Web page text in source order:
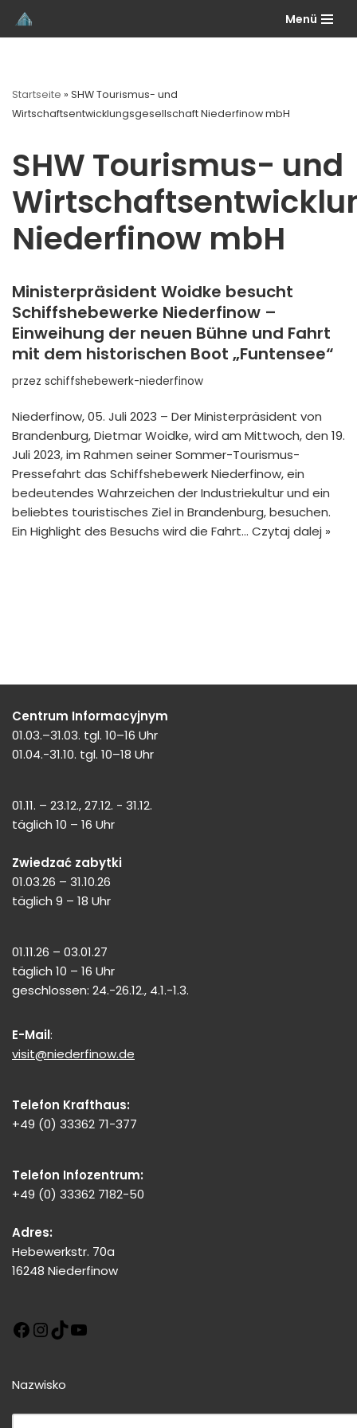
Przejdź
Menü
Startseite » SHW Tourismus- und
Wirtschaftsentwicklungsgesellschaft Niederfinow mbH
SHW Tourismus- und
Niederfinow mbH
Ministerpräsident Woidke besucht
Schiffshebewerke Niederfinow –
Einweihung der neuen Bühne und Fahrt
mit dem historischen Boot „Funtensee“
przez schiffshebewerk-niederfinow
Niederfinow, 05. Juli 2023 – Der Ministerpräsident von
Brandenburg, Dietmar Woidke, wird am Mittwoch, den 19.
Juli 2023, im Rahmen seiner Sommer-Tourismus-
Pressefahrt das Schiffshebewerk Niederfinow, ein
bedeutendes Wahrzeichen der Industriekultur und ein
beliebtes touristisches Ziel in Brandenburg, besuchen.
Ein Highlight des Besuchs wird die Fahrt… Czytaj dalej »
Centrum Informacyjnym
01.03.–31.03. tgl. 10–16 Uhr
01.04.-31.10. tgl. 10–18 Uhr
01.11. – 23.12., 27.12. - 31.12.
täglich 10 – 16 Uhr
Zwiedzać zabytki
01.03.26 – 31.10.26
täglich 9 – 18 Uhr
01.11.26 – 03.01.27
täglich 10 – 16 Uhr
geschlossen: 24.-26.12., 4.1.-1.3.
E-Mail:
visit@niederfinow.de
Telefon Krafthaus:
+49 (0) 33362 71-377
Telefon Infozentrum:
+49 (0) 33362 7182-50
Adres:
Hebewerkstr. 70a
16248 Niederfinow
Nazwisko